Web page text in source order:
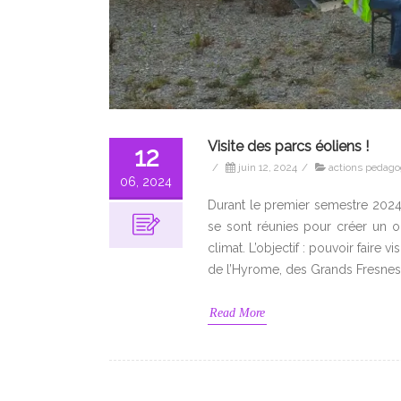
12
06, 2024
Visite des parcs éoliens !
/ juin 12, 2024 / actions
Durant le premier semestre
se sont réunies pour créer un
climat. L’objectif : pouvoir faire
de l’Hyrome, des Grands
Read More